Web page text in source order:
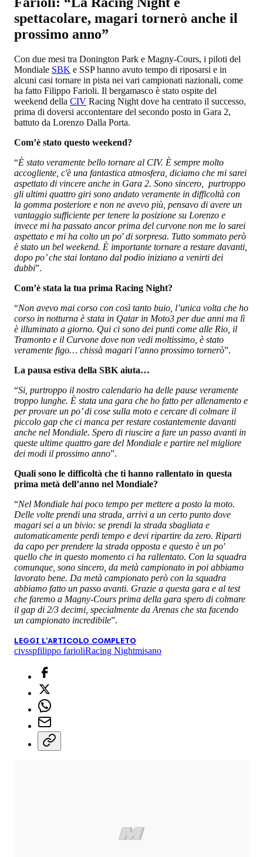
spettacolare, magari tornerò anche il
prossimo anno”
Con due mesi tra Donington Park e Magny-Cours, i piloti del
Mondiale SBK e SSP hanno avuto tempo di riposarsi e in
alcuni casi tornare in pista nei vari campionati nazionali, come
ha fatto Filippo Farioli. Il bergamasco è stato ospite del
weekend della CIV Racing Night dove ha centrato il successo,
prima di doversi accontentare del secondo posto in Gara 2,
battuto da Lorenzo Dalla Porta.
Com’è stato questo weekend?
“È stato veramente bello tornare al CIV. È sempre molto
accogliente, c'è una fantastica atmosfera, diciamo che mi sarei
aspettato di vincere anche in Gara 2. Sono sincero, purtroppo
gli ultimi quattro giri sono andato veramente in difficoltà con
la gomma posteriore e non ne avevo più, pensavo di avere un
vantaggio sufficiente per tenere la posizione su Lorenzo e
invece mi ha passato ancor prima del curvone non me lo sarei
aspettato e mi ha colto un po' di sorpresa. Tutto sommato però
è stato un bel weekend. È importante tornare a restare davanti,
dopo po’ che stai lontano dal podio iniziano a venirti dei
dubbi”.
Com’è stata la tua prima Racing Night?
“Non avevo mai corso con così tanto buio, l’unica volta che ho
corso in notturna è stata in Qatar in Moto3 per due anni ma lì
è illuminato a giorno. Qui ci sono dei punti come alle Rio, il
Tramonto e il Curvone dove non vedi moltissimo, è stato
veramente figo… chissà magari l’anno prossimo tornerò”.
La pausa estiva della SBK aiuta…
“Si, purtroppo il nostro calendario ha delle pause veramente
troppo lunghe. È stata una gara che ho fatto per allenamento e
per provare un po’ di cose sulla moto e cercare di colmare il
piccolo gap che ci manca per restare costantemente davanti
anche nel Mondiale. Spero di riuscire a fare un passo avanti in
queste ultime quattro gare del Mondiale e partire nel migliore
dei modi il prossimo anno”.
Quali sono le difficoltà che ti hanno rallentato in questa
prima metà dell’anno nel Mondiale?
“Nel Mondiale hai poco tempo per mettere a posto la moto.
Delle volte prendi una strada, arrivi a un certo punto dove
magari sei a un bivio: se prendi la strada sbagliata e
automaticamente perdi tempo e devi ripartire da zero. Riparti
da capo per prendere la strada opposta e questo è un po'
quello che in questo momento ci ha rallentato. Con la squadra
comunque, sono sincero, da metà campionato in poi abbiamo
lavorato bene. Da metà campionato però con la squadra
abbiamo fatto un passo avanti. Grazie a questa gara e al test
che faremo a Magny-Cours prima della gara spero di colmare
il gap di 2/3 decimi, specialmente da Arenas che sta facendo
un campionato incredibile”.
LEGGI L'ARTICOLO COMPLETO
civsspfilippo farioliRacing Nightmisano